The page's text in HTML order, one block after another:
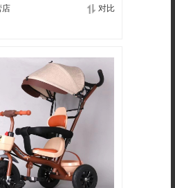
店
对比